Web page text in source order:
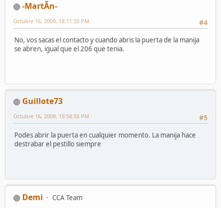
-MartÃ­n-
#4
Octubre 16, 2009, 18:11:35 PM
No, vos sacas el contacto y cuando abris la puerta de la manija
se abren, igual que el 206 que tenia.
Guillote73
#5
Octubre 16, 2009, 19:58:58 PM
Podes abrir la puerta en cualquier momento. La manija hace
destrabar el pestillo siempre
Demi
CCA Team